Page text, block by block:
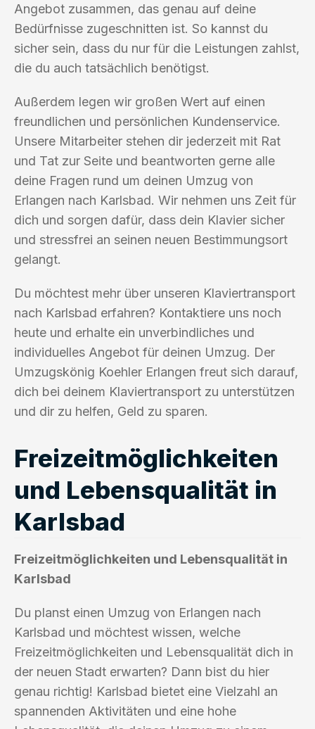
Angebot zusammen, das genau auf deine
Bedürfnisse zugeschnitten ist. So kannst du
sicher sein, dass du nur für die Leistungen zahlst,
die du auch tatsächlich benötigst.
Außerdem legen wir großen Wert auf einen
freundlichen und persönlichen Kundenservice.
Unsere Mitarbeiter stehen dir jederzeit mit Rat
und Tat zur Seite und beantworten gerne alle
deine Fragen rund um deinen Umzug von
Erlangen nach Karlsbad. Wir nehmen uns Zeit für
dich und sorgen dafür, dass dein Klavier sicher
und stressfrei an seinen neuen Bestimmungsort
gelangt.
Du möchtest mehr über unseren Klaviertransport
nach Karlsbad erfahren? Kontaktiere uns noch
heute und erhalte ein unverbindliches und
individuelles Angebot für deinen Umzug. Der
Umzugskönig Koehler Erlangen freut sich darauf,
dich bei deinem Klaviertransport zu unterstützen
und dir zu helfen, Geld zu sparen.
Freizeitmöglichkeiten
und Lebensqualität in
Karlsbad
Freizeitmöglichkeiten und Lebensqualität in
Karlsbad
Du planst einen Umzug von Erlangen nach
Karlsbad und möchtest wissen, welche
Freizeitmöglichkeiten und Lebensqualität dich in
der neuen Stadt erwarten? Dann bist du hier
genau richtig! Karlsbad bietet eine Vielzahl an
spannenden Aktivitäten und eine hohe